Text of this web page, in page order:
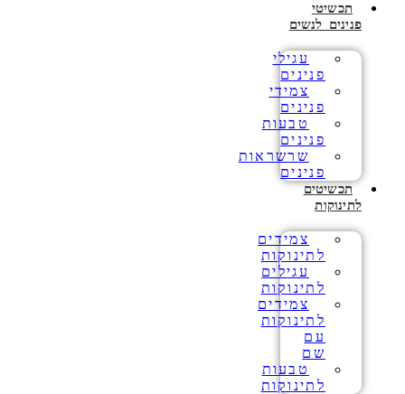
תכשיטי
פנינים לנשים
עגילי
פנינים
צמידי
פנינים
טבעות
פנינים
שרשראות
פנינים
תכשיטים
לתינוקות
צמידים
לתינוקות
עגילים
לתינוקות
צמידים
לתינוקות
עם
שם
טבעות
לתינוקות